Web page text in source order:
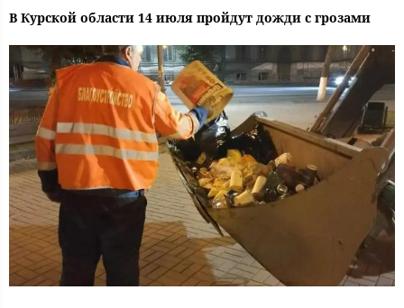
В Курской области 14 июля пройдут дожди с грозами